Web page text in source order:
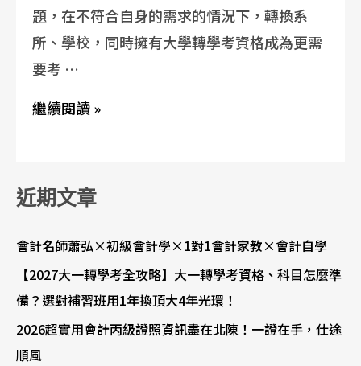
題，在不符合自身的需求的情況下，轉換系
所、學校，同時擁有大學轉學考資格成為更需
要考 …
繼續閱讀 »
近期文章
會計名師蕭弘×初級會計學×1對1會計家教×會計自學
【2027大一轉學考全攻略】大一轉學考資格、科目怎麼準
備？選對補習班用1年換頂大4年光環！
2026超實用會計丙級證照資訊盡在北陳！一證在手，仕途
順風